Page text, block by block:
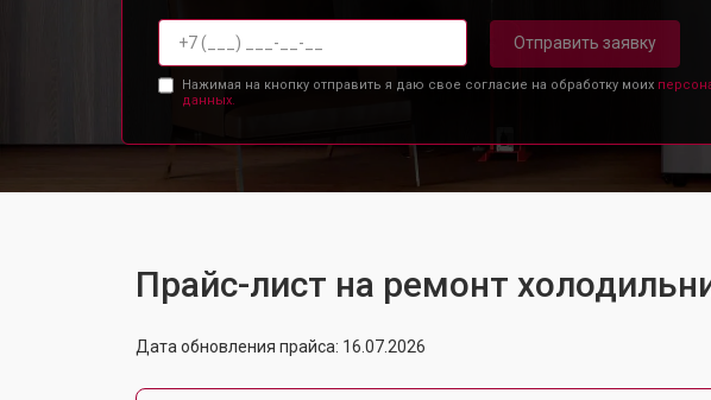
Отправить заявку
Нажимая на кнопку отправить я даю свое согласие на обработку моих
данных.
Прайс-лист на ремонт
Дата обновления прайса: 16.07.2026